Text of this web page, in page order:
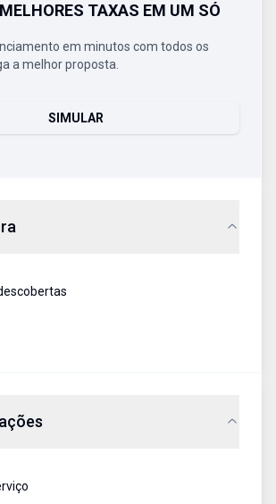
TAXAS EM UM SÓ
em minutos com todos os
a melhor proposta.
SIMULAR